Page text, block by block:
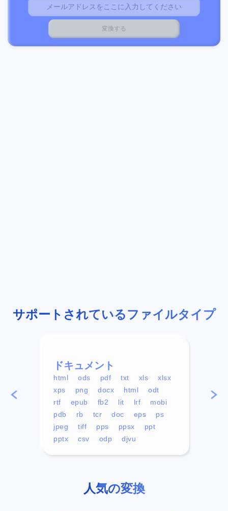
サポートされているファイルタイプ
ドキュメント
html ods pdf txt xls
xlsx
xps
png docx html
odt
rtf
epub fb2 lit lrf
mobi
pdb
rb tcr doc eps
ps
jpeg
tiff pps ppsx
ppt
pptx
csv odp djvu
mp4
人気の変換